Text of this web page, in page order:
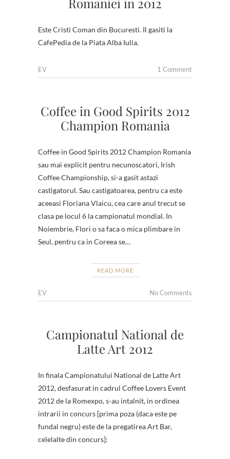
Este Cristi Coman din Bucuresti. Il gasiti la
CafePedia de la Piata Alba Iulia.
EV 1 Comment
Coffee in Good Spirits 2012
Champion Romania
Coffee in Good Spirits 2012 Champion Romania
sau mai explicit pentru necunoscatori, Irish
Coffee Championship, si-a gasit astazi
castigatorul. Sau castigatoarea, pentru ca este
aceeasi Floriana Vlaicu, cea care anul trecut se
clasa pe locul 6 la campionatul mondial. In
Noiembrie, Flori o sa faca o mica plimbare in
Seul, pentru ca in Coreea se…
READ MORE
EV No Comments
Campionatul National de
Latte Art 2012
In finala Campionatului National de Latte Art
2012, desfasurat in cadrul Coffee Lovers Event
2012 de la Romexpo, s-au intalnit, in ordinea
intrarii in concurs [prima poza (daca este pe
fundal negru) este de la pregatirea Art Bar,
celelalte din concurs]: